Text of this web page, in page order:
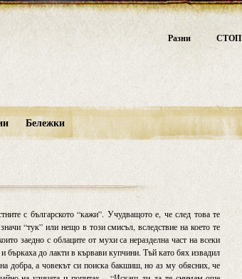
Разни СТОП
Бележки
с българското “кажи”. Учудващото е, че след това те
“тук” или нещо в този смисъл, вследствие на което те
заедно с облаците от мухи са неразделна част на всеки
бъркаха до лакти в кървави купчини. Тъй като бях извадил
добра, а човекът си поиска бакшиш, но аз му обясних, че